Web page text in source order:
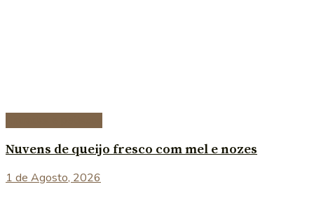
Nuvens de queijo fresco com mel e nozes
1 de Agosto, 2026